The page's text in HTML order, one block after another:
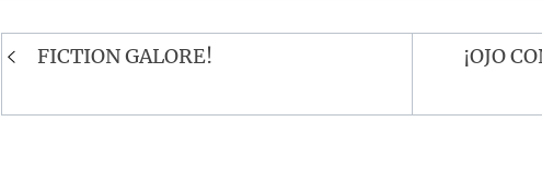
Navegación
entradas
FICTION GALORE!
¡OJO